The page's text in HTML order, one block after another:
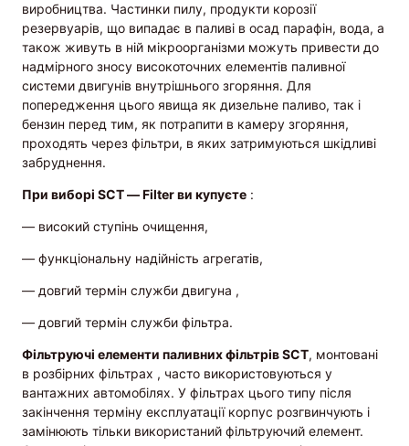
виробництва. Частинки пилу, продукти корозії
резервуарів, що випадає в паливі в осад парафін, вода, а
також живуть в ній мікроорганізми можуть привести до
надмірного зносу високоточних елементів паливної
системи двигунів внутрішнього згоряння. Для
попередження цього явища як дизельне паливо, так і
бензин перед тим, як потрапити в камеру згоряння,
проходять через фільтри, в яких затримуються шкідливі
забруднення.
При виборі SCT — Filter ви купуєте :
— високий ступінь очищення,
— функціональну надійність агрегатів,
— довгий термін служби двигуна ,
— довгий термін служби фільтра.
Фільтруючі елементи паливних фільтрів SCT, монтовані
в розбірних фільтрах , часто використовуються у
вантажних автомобілях. У фільтрах цього типу після
закінчення терміну експлуатації корпус розгвинчують і
замінюють тільки використаний фільтруючий елемент.